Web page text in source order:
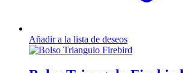
Añadir a la lista de deseos